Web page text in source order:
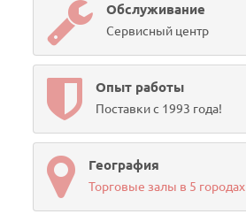
Обслуживание
Сервисный центр
Опыт работы
Поставки с 1993 года!
География
Торговые залы в 5 городах